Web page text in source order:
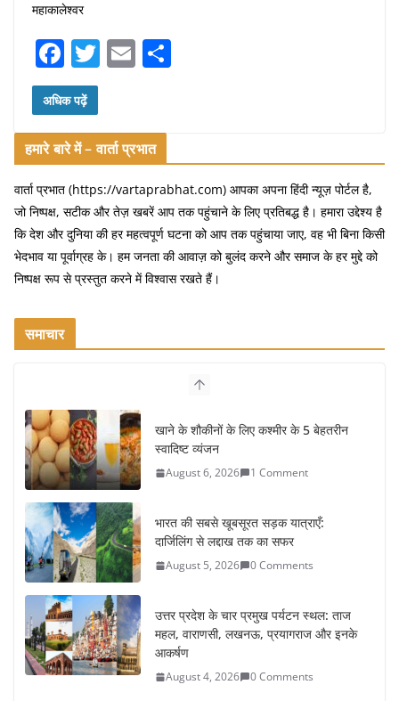
महाकालेश्वर
F
a
c
e
b
o
o
k
T
er
E
l
अधिक पढ़ें
हमारे बारे में – वार्ता प्रभात
वार्ता प्रभात (https://vartaprabhat.com) आपका अपना हिंदी न्यूज़ पोर्टल है,
जो निष्पक्ष, सटीक और तेज़ खबरें आप तक पहुंचाने के लिए प्रतिबद्ध है। हमारा उद्देश्य है
कि देश और दुनिया की हर महत्वपूर्ण घटना को आप तक पहुंचाया जाए, वह भी बिना किसी
भेदभाव या पूर्वाग्रह के। हम जनता की आवाज़ को बुलंद करने और समाज के हर मुद्दे को
निष्पक्ष रूप से प्रस्तुत करने में विश्वास रखते हैं।
समाचार
खाने के शौकीनों के लिए कश्मीर के 5 बेहतरीन
स्वादिष्ट व्यंजन
August 6, 2026 1 Comment
भारत की सबसे खूबसूरत सड़क यात्राएँ:
दार्जिलिंग से लद्दाख तक का सफर
August 5, 2026 0 Comments
उत्तर प्रदेश के चार प्रमुख पर्यटन स्थल: ताज
महल, वाराणसी, लखनऊ, प्रयागराज और इनके
आकर्षण
August 4, 2026 0 Comments